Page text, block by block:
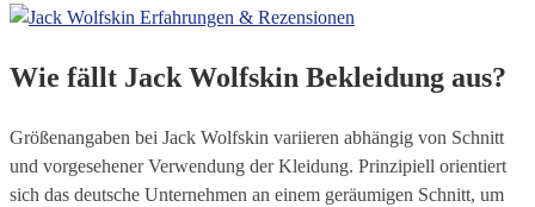
Wie fällt Jack Wolfskin Bekleidung aus?
Größenangaben bei Jack Wolfskin variieren abhängig von Schnitt
und vorgesehener Verwendung der Kleidung. Prinzipiell orientiert
sich das deutsche Unternehmen an einem geräumigen Schnitt, um